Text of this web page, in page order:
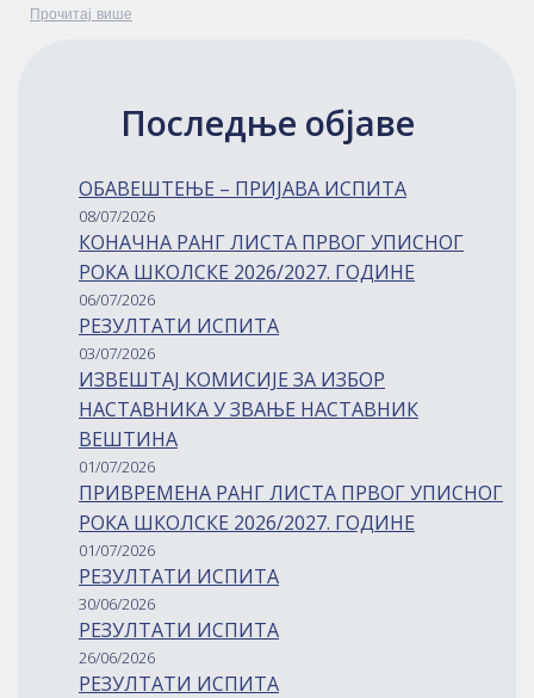
Прочитај више
Последње објаве
ОБАВЕШТЕЊЕ – ПРИЈАВА ИСПИТА
08/07/2026
КОНАЧНА РАНГ ЛИСТА ПРВОГ УПИСНОГ
РОКА ШКОЛСКЕ 2026/2027. ГОДИНЕ
06/07/2026
РЕЗУЛТАТИ ИСПИТА
03/07/2026
ИЗВЕШТАЈ КОМИСИЈЕ ЗА ИЗБОР
НАСТАВНИКА У ЗВАЊЕ НАСТАВНИК
ВЕШТИНА
01/07/2026
ПРИВРЕМЕНА РАНГ ЛИСТА ПРВОГ УПИСНОГ
РОКА ШКОЛСКЕ 2026/2027. ГОДИНЕ
01/07/2026
РЕЗУЛТАТИ ИСПИТА
30/06/2026
РЕЗУЛТАТИ ИСПИТА
26/06/2026
РЕЗУЛТАТИ ИСПИТА